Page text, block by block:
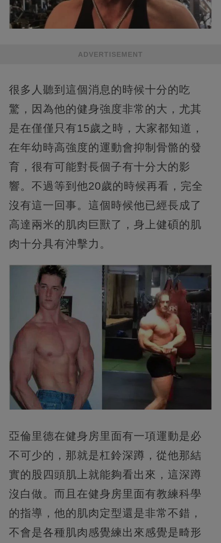
ADVERTISEMENT
很多人聽到這個消息的時候十分的吃
驚，因為他的健身強度非常的大，尤其
是在僅僅只有15歲之時，大家都知道，
在年幼時高強度的運動會抑制骨骼的發
育，很有可能對長個子有十分大的影
響。不過等到他20歲的時候再看，完全
沒有這一回事。這個時候他已經長成了
高達兩米的肌肉巨獸了，身上健碩的肌
肉十分具有沖擊力。
亞倫里德在健身房里面有一項運動是必
不可少的，那就是杠鈴深蹲，從他那結
實的股四頭肌上就能夠看出來，這深蹲
沒白做。而且在健身房里面有教練科學
的指導，他的肌肉定型還是非常不錯，
不會是各種肌肉感覺練出來感覺是畸形